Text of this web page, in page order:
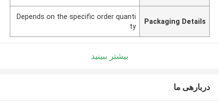
Packaging Details
Depends on the specific order quanti
ty
بیشتر ببینید
دربارهی ما